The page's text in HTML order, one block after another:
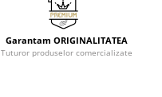
Garantam ORIGINALITATEA
Tuturor produselor comercializate